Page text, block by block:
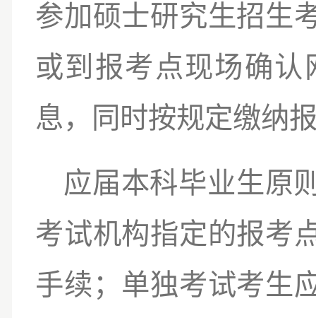
参加硕士研究生招生
或到报考点现场确
息，同时按规定缴纳
应届本科毕业生原
考试机构指定的报考
手续；单独考试考生